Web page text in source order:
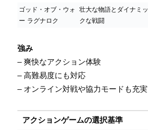
ゴッド・オブ・ウォ
ー ラグナロク
壮大な物語とダイナミッ
クな戦闘
強み
– 爽快なアクション体験
– 高難易度にも対応
– オンライン対戦や協力モードも充実
アクションゲームの選択基準